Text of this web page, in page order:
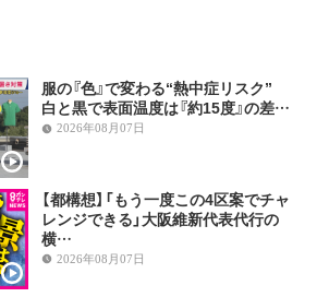
服の『色』で変わる“熱中症リスク”
白と黒で表面温度は『約15度』の差…
2026年08月07日
【都構想】「もう一度この4区案でチャ
レンジできる」大阪維新代表代行の
横…
2026年08月07日